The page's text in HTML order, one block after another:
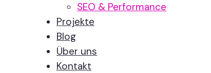
SEO & Performance
Projekte
Blog
Über uns
Kontakt